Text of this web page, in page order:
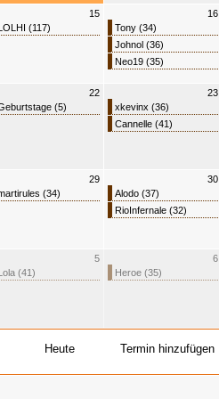
15
(117)
16
Tony (34)
Johnol (36)
Neo19 (35)
22
(5)
23
xkevinx (36)
Cannelle (41)
29
(34)
30
Alodo (37)
RioInfernale (32)
5
(41)
6
Heroe (35)
Termin hinzufügen
Heute